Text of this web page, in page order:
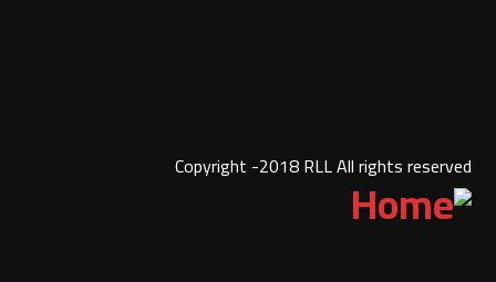
Copyright -2018 RLL All rights reserved